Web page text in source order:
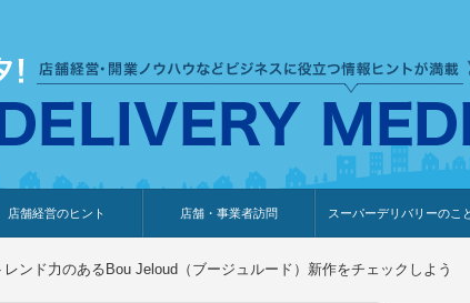
店舗経営のヒント
ェブ集客・販売促進
入れ
示会情報
客・販売
識情報
促カレンダー
客・販売促進
店舗・事業者訪問
アパレル店
カフェ・飲食店
ペットサロン
メーカー
他の業種
美容サロン
薬局
観光・ホテル旅館宿泊業
雑貨店
食料品店
スーパーデリバリーのこ
SD export
お知らせ
イベント・プレゼント企
セミナー・調査レポート
体験型イベント・動画告
外部メディア掲載
新規出展メーカー
ンド力のあるBou Jeloud（ブージュルード）新作をチェックしよう